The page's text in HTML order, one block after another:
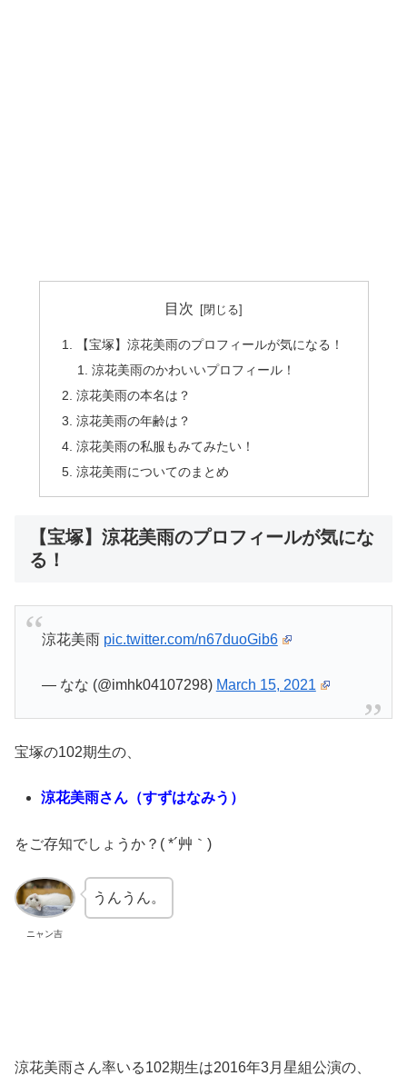
目次
【宝塚】涼花美雨のプロフィールが気になる！
涼花美雨のかわいいプロフィール！
涼花美雨の本名は？
涼花美雨の年齢は？
涼花美雨の私服もみてみたい！
涼花美雨についてのまとめ
【宝塚】涼花美雨のプロフィールが気にな
る！
涼花美雨 pic.twitter.com/n67duoGib6
— なな (@imhk04107298) March 15, 2021
宝塚の102期生の、
涼花美雨さん（すずはなみう）
をご存知でしょうか？( *´艸｀)
ニャン吉
うんうん。
涼花美雨さん率いる102期生は2016年3月星組公演の、